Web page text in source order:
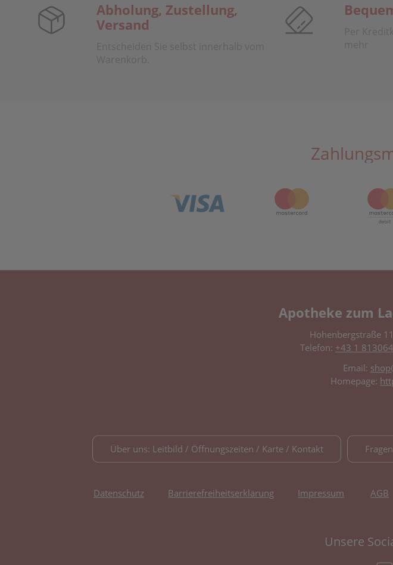
Abholung, Zustellung,
Versand
Entscheiden Sie selbst innerhalb vom
Warenkorb.
Per
mehr
Apotheke zum
Hohenbergstraße
Telefon: +43 1
Email:
Homepage:
Über uns: Leitbild / Öffnungszeiten / Karte / Kontakt
Datenschutz Barrierefreiheitserklärung Impressum AGB
Unsere